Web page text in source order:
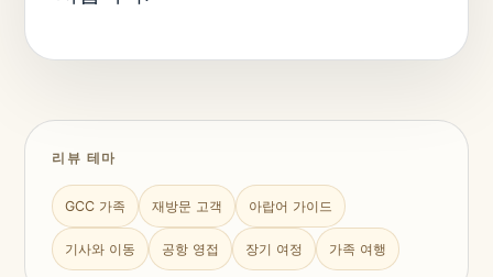
리뷰 테마
GCC 가족 재방문 고객 아랍어 가이드
기사와 이동 공항 영접 장기 여정 가족 여행